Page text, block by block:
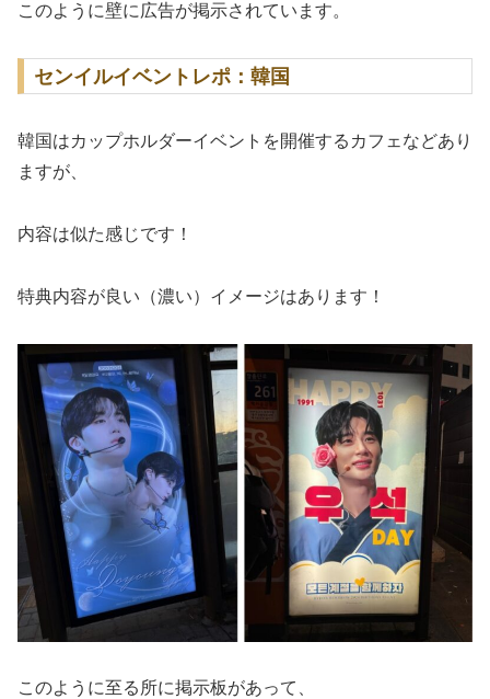
このように壁に広告が掲示されています。
センイルイベントレポ：韓国
韓国はカップホルダーイベントを開催するカフェなどあり
ますが、
内容は似た感じです！
特典内容が良い（濃い）イメージはあります！
このように至る所に掲示板があって、